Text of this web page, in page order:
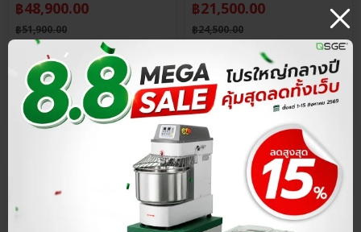
฿48,900.00
฿51,900.00
Select Size
฿21,500.00
฿24,500.00